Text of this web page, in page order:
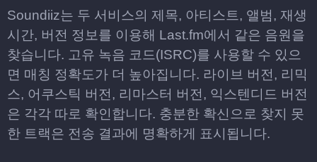
Soundiiz는 두 서비스의 제목, 아티스트, 앨범, 재생
시간, 버전 정보를 이용해 Last.fm에서 같은 음원을
찾습니다. 고유 녹음 코드(ISRC)를 사용할 수 있으
면 매칭 정확도가 더 높아집니다. 라이브 버전, 리믹
스, 어쿠스틱 버전, 리마스터 버전, 익스텐디드 버전
은 각각 따로 확인합니다. 충분한 확신으로 찾지 못
한 트랙은 전송 결과에 명확하게 표시됩니다.